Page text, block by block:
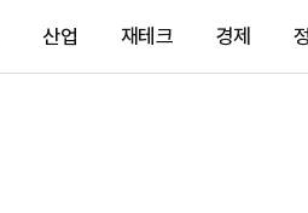
산업 재테크 경제